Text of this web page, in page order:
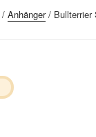
/ Anhänger/ Bullterrier